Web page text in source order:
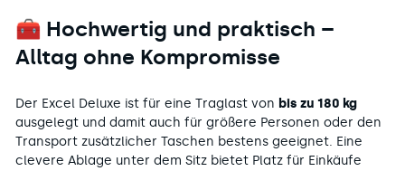
🧰 Hochwertig und praktisch –
Alltag ohne Kompromisse
Der Excel Deluxe ist für eine Traglast von bis zu 180 kg
ausgelegt und damit auch für größere Personen oder den
Transport zusätzlicher Taschen bestens geeignet. Eine
clevere Ablage unter dem Sitz bietet Platz für Einkäufe